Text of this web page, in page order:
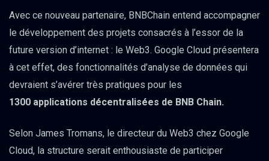
Avec ce nouveau partenaire, BNBChain entend accompagner
le développement des projets consacrés à l’essor de la
future version d’internet : le Web3. Google Cloud présentera
à cet effet, des fonctionnalités d’analyse de données qui
devraient s’avérer très pratiques pour les
1300 applications décentralisées de BNB Chain.
Selon James Tromans, le directeur du Web3 chez Google
Cloud, la structure serait enthousiaste de participer